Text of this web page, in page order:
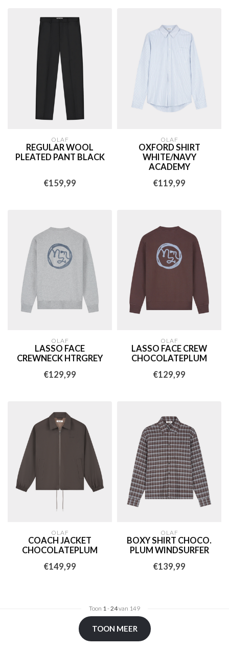
OLAF
REGULAR WOOL
PLEATED PANT BLACK
€159,99
OLAF
OXFORD SHIRT
WHITE/NAVY
ACADEMY
€119,99
OLAF
LASSO FACE
CREWNECK HTRGREY
€129,99
OLAF
LASSO FACE CREW
CHOCOLATEPLUM
€129,99
OLAF
COACH JACKET
CHOCOLATEPLUM
€149,99
OLAF
BOXY SHIRT CHOCO.
PLUM WINDSURFER
€139,99
Toon 1 -24van 149
TOON MEER